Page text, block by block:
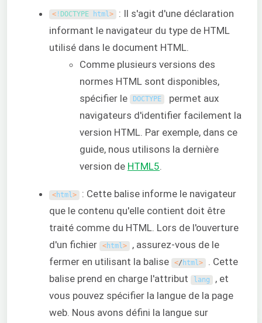
<! DOCTYPE html> : Il s'agit d'une déclaration
informant le navigateur du type de HTML
utilisé dans le document HTML.
Comme plusieurs versions des
normes HTML sont disponibles,
spécifier le
DOCTYPE permet aux
navigateurs d'identifier facilement la
version HTML. Par exemple, dans ce
guide, nous utilisons la dernière
version de HTML5
<html> : Cette balise informe le navigateur
que le contenu qu'elle contient doit être
traité comme du HTML. Lors de l'ouverture
d'un fichier
<html> , assurez-vous de le
fermer en utilisant la balise
</ html> . Cette
balise prend en charge l'attribut
lang , et
vous pouvez spécifier la langue de la page
web. Nous avons défini la langue sur